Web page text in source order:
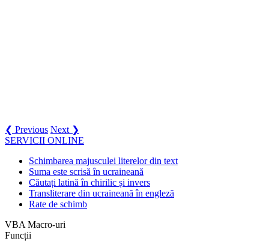
❮ Previous Next ❯
SERVICII ONLINE
Schimbarea majusculei literelor din text
Suma este scrisă în ucraineană
Căutați latină în chirilic și invers
Transliterare din ucraineană în engleză
Rate de schimb
VBA Macro-uri
Funcții